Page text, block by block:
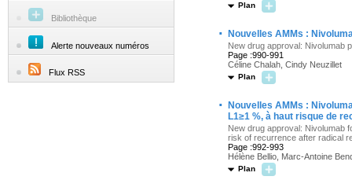
Bibliothèque
Alerte nouveaux numéros
Flux RSS
Plan
· Nouvelles AMMs :
New drug approval: Nivolumab
Page :990-991
Céline Chalah, Cindy Neuzillet
Plan
·
Nouvelles AMMs :
L1≥1 %, à haut risque de
New drug approval: Nivolumab
risk of recurrence after radical
Page :992-993
Hélène Bellio, Marc-Antoine
Plan